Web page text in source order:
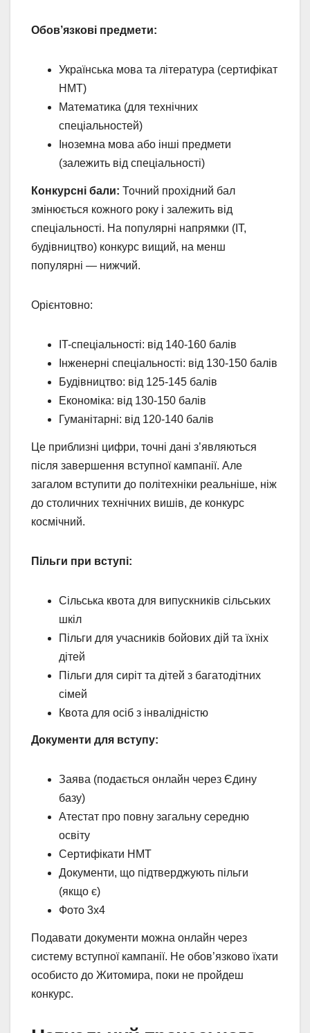
Обов’язкові предмети:
Українська мова та література (сертифікат
НМТ)
Математика (для технічних
спеціальностей)
Іноземна мова або інші предмети
(залежить від спеціальності)
Конкурсні бали: Точний прохідний бал
змінюється кожного року і залежить від
спеціальності. На популярні напрямки (IT,
будівництво) конкурс вищий, на менш
популярні — нижчий.
Орієнтовно:
IT-спеціальності: від 140-160 балів
Інженерні спеціальності: від 130-150 балів
Будівництво: від 125-145 балів
Економіка: від 130-150 балів
Гуманітарні: від 120-140 балів
Це приблизні цифри, точні дані з’являються
після завершення вступної кампанії. Але
загалом вступити до політехніки реальніше, ніж
до столичних технічних вишів, де конкурс
космічний.
Пільги при вступі:
Сільська квота для випускників сільських
шкіл
Пільги для учасників бойових дій та їхніх
дітей
Пільги для сиріт та дітей з багатодітних
сімей
Квота для осіб з інвалідністю
Документи для вступу:
Заява (подається онлайн через Єдину
базу)
Атестат про повну загальну середню
освіту
Сертифікати НМТ
Документи, що підтверджують пільги
(якщо є)
Фото 3х4
Подавати документи можна онлайн через
систему вступної кампанії. Не обов’язково їхати
особисто до Житомира, поки не пройдеш
конкурс.